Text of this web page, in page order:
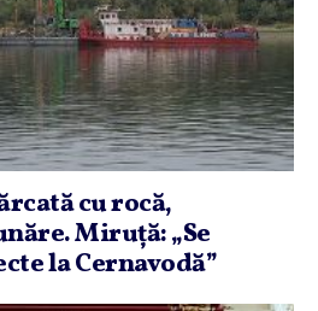
cu rocă,
Miruţă: „Se
la Cernavodă”